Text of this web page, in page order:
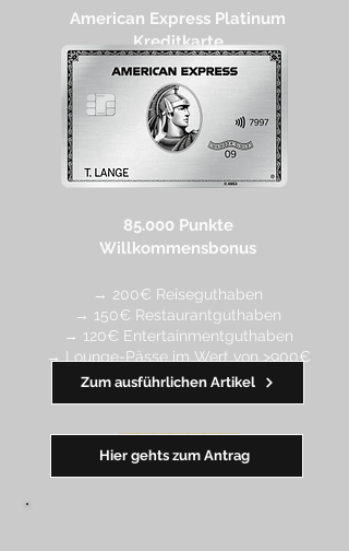
American Express Platinum
Kreditkarte
85.000 Punkte
Willkommensbonus
→ 200€ Reiseguthaben
→ 150€ Restaurantguthaben
→ 120€ Entertainmentguthaben
→ Lounge-Pässe im Wert von >900€
━━━━━━━
Zum ausführlichen Artikel
Hier gehts zum Antrag